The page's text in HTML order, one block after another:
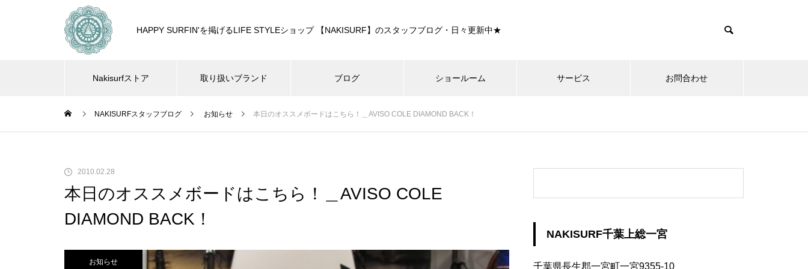
HAPPY SURFIN'を掲げるLIFE STYLEショップ 【NAKISURF】のスタッフブログ・日々更新中★
Nakisurfストア 取り扱いブランド ブログ ショールーム サービス お問合わせ
NAKISURFスタッフブログ お知らせ 本日のオススメボードはこちら！＿AVISO COLE DIAMOND BACK！
2010.02.28
本日のオススメボードはこちら！＿AVISO COLE
DIAMOND BACK！
お知らせ
NAKISURF千葉上総一宮
千葉県長生郡一宮町一宮9355-10